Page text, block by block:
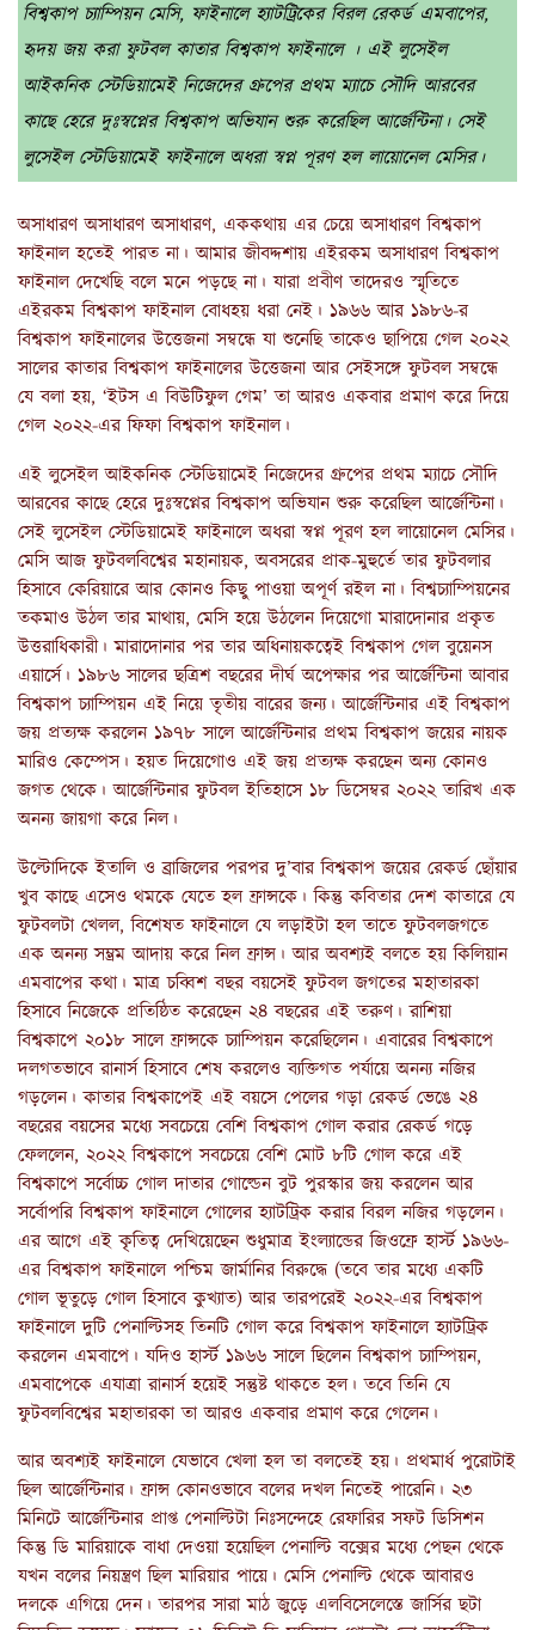
বিশ্বকাপ চ্যাম্পিয়ন মেসি, ফাইনালে হ্যাটট্রিকের বিরল রেকর্ড এমবাপের,
হৃদয় জয় করা ফুটবল কাতার বিশ্বকাপ ফাইনালে । এই লুসেইল
আইকনিক স্টেডিয়ামেই নিজেদের গ্রুপের প্রথম ম্যাচে সৌদি আরবের
কাছে হেরে দুঃস্বপ্নের বিশ্বকাপ অভিযান শুরু করেছিল আর্জেন্টিনা। সেই
লুসেইল স্টেডিয়ামেই ফাইনালে অধরা স্বপ্ন পূরণ হল লায়োনেল মেসির।
অসাধারণ অসাধারণ অসাধারণ, এককথায় এর চেয়ে অসাধারণ বিশ্বকাপ
ফাইনাল হতেই পারত না। আমার জীবদ্দশায় এইরকম অসাধারণ বিশ্বকাপ
ফাইনাল দেখেছি বলে মনে পড়ছে না। যারা প্রবীণ তাদেরও স্মৃতিতে
এইরকম বিশ্বকাপ ফাইনাল বোধহয় ধরা নেই। ১৯৬৬ আর ১৯৮৬-র
বিশ্বকাপ ফাইনালের উত্তেজনা সম্বন্ধে যা শুনেছি তাকেও ছাপিয়ে গেল ২০২২
সালের কাতার বিশ্বকাপ ফাইনালের উত্তেজনা আর সেইসঙ্গে ফুটবল সম্বন্ধে
যে বলা হয়, ‘ইটস এ বিউটিফুল গেম’ তা আরও একবার প্রমাণ করে দিয়ে
গেল ২০২২-এর ফিফা বিশ্বকাপ ফাইনাল।
এই লুসেইল আইকনিক স্টেডিয়ামেই নিজেদের গ্রুপের প্রথম ম্যাচে সৌদি
আরবের কাছে হেরে দুঃস্বপ্নের বিশ্বকাপ অভিযান শুরু করেছিল আর্জেন্টিনা।
সেই লুসেইল স্টেডিয়ামেই ফাইনালে অধরা স্বপ্ন পূরণ হল লায়োনেল মেসির।
মেসি আজ ফুটবলবিশ্বের মহানায়ক, অবসরের প্রাক-মুহুর্তে তার ফুটবলার
হিসাবে কেরিয়ারে আর কোনও কিছু পাওয়া অপূর্ণ রইল না। বিশ্বচ্যাম্পিয়নের
তকমাও উঠল তার মাথায়, মেসি হয়ে উঠলেন দিয়েগো মারাদোনার প্রকৃত
উত্তরাধিকারী। মারাদোনার পর তার অধিনায়কত্বেই বিশ্বকাপ গেল বুয়েনস
এয়ার্সে। ১৯৮৬ সালের ছত্রিশ বছরের দীর্ঘ অপেক্ষার পর আর্জেন্টিনা আবার
বিশ্বকাপ চ্যাম্পিয়ন এই নিয়ে তৃতীয় বারের জন্য। আর্জেন্টিনার এই বিশ্বকাপ
জয় প্রত্যক্ষ করলেন ১৯৭৮ সালে আর্জেন্টিনার প্রথম বিশ্বকাপ জয়ের নায়ক
মারিও কেম্পেস। হয়ত দিয়েগোও এই জয় প্রত্যক্ষ করছেন অন্য কোনও
জগত থেকে। আর্জেন্টিনার ফুটবল ইতিহাসে ১৮ ডিসেম্বর ২০২২ তারিখ এক
অনন্য জায়গা করে নিল।
উল্টোদিকে ইতালি ও ব্রাজিলের পরপর দু’বার বিশ্বকাপ জয়ের রেকর্ড ছোঁয়ার
খুব কাছে এসেও থমকে যেতে হল ফ্রান্সকে। কিন্তু কবিতার দেশ কাতারে যে
ফুটবলটা খেলল, বিশেষত ফাইনালে যে লড়াইটা হল তাতে ফুটবলজগতে
এক অনন্য সম্ভ্রম আদায় করে নিল ফ্রান্স। আর অবশ্যই বলতে হয় কিলিয়ান
এমবাপের কথা। মাত্র চব্বিশ বছর বয়সেই ফুটবল জগতের মহাতারকা
হিসাবে নিজেকে প্রতিষ্ঠিত করেছেন ২৪ বছরের এই তরুণ। রাশিয়া
বিশ্বকাপে ২০১৮ সালে ফ্রান্সকে চ্যাম্পিয়ন করেছিলেন। এবারের বিশ্বকাপে
দলগতভাবে রানার্স হিসাবে শেষ করলেও ব্যক্তিগত পর্যায়ে অনন্য নজির
গড়লেন। কাতার বিশ্বকাপেই এই বয়সে পেলের গড়া রেকর্ড ভেঙে ২৪
বছরের বয়সের মধ্যে সবচেয়ে বেশি বিশ্বকাপ গোল করার রেকর্ড গড়ে
ফেললেন, ২০২২ বিশ্বকাপে সবচেয়ে বেশি মোট ৮টি গোল করে এই
বিশ্বকাপে সর্বোচ্চ গোল দাতার গোল্ডেন বুট পুরস্কার জয় করলেন আর
সর্বোপরি বিশ্বকাপ ফাইনালে গোলের হ্যাটট্রিক করার বিরল নজির গড়লেন।
এর আগে এই কৃতিত্ব দেখিয়েছেন শুধুমাত্র ইংল্যান্ডের জিওফ্রে হার্স্ট ১৯৬৬-
এর বিশ্বকাপ ফাইনালে পশ্চিম জার্মানির বিরুদ্ধে (তবে তার মধ্যে একটি
গোল ভূতুড়ে গোল হিসাবে কুখ্যাত) আর তারপরেই ২০২২-এর বিশ্বকাপ
ফাইনালে দুটি পেনাল্টিসহ তিনটি গোল করে বিশ্বকাপ ফাইনালে হ্যাটট্রিক
করলেন এমবাপে। যদিও হার্স্ট ১৯৬৬ সালে ছিলেন বিশ্বকাপ চ্যাম্পিয়ন,
এমবাপেকে এযাত্রা রানার্স হয়েই সন্তুষ্ট থাকতে হল। তবে তিনি যে
ফুটবলবিশ্বের মহাতারকা তা আরও একবার প্রমাণ করে গেলেন।
আর অবশ্যই ফাইনালে যেভাবে খেলা হল তা বলতেই হয়। প্রথমার্ধ পুরোটাই
ছিল আর্জেন্টিনার। ফ্রান্স কোনওভাবে বলের দখল নিতেই পারেনি। ২৩
মিনিটে আর্জেন্টিনার প্রাপ্ত পেনাল্টিটা নিঃসন্দেহে রেফারির সফট ডিসিশন
কিন্তু ডি মারিয়াকে বাধা দেওয়া হয়েছিল পেনাল্টি বক্সের মধ্যে পেছন থেকে
যখন বলের নিয়ন্ত্রণ ছিল মারিয়ার পায়ে। মেসি পেনাল্টি থেকে আবারও
দলকে এগিয়ে দেন। তারপর সারা মাঠ জুড়ে এলবিসেলেস্তে জার্সির ছটা